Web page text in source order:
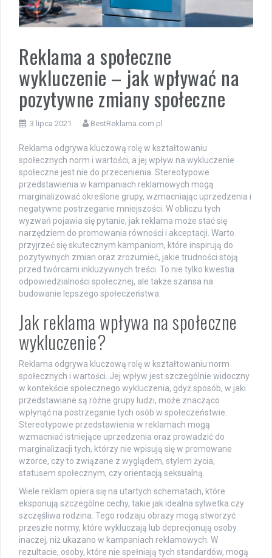
Reklama a społeczne
wykluczenie – jak wpływać na
pozytywne zmiany społeczne
3 lipca 2021 BestReklama.com.pl
Reklama odgrywa kluczową rolę w kształtowaniu
społecznych norm i wartości, a jej wpływ na wykluczenie
społeczne jest nie do przecenienia. Stereotypowe
przedstawienia w kampaniach reklamowych mogą
marginalizować określone grupy, wzmacniając uprzedzenia i
negatywne postrzeganie mniejszości. W obliczu tych
wyzwań pojawia się pytanie, jak reklama może stać się
narzędziem do promowania równości i akceptacji. Warto
przyjrzeć się skutecznym kampaniom, które inspirują do
pozytywnych zmian oraz zrozumieć, jakie trudności stoją
przed twórcami inkluzywnych treści. To nie tylko kwestia
odpowiedzialności społecznej, ale także szansa na
budowanie lepszego społeczeństwa.
Jak reklama wpływa na społeczne
wykluczenie?
Reklama odgrywa kluczową rolę w kształtowaniu norm
społecznych i wartości. Jej wpływ jest szczególnie widoczny
w kontekście społecznego wykluczenia, gdyż sposób, w jaki
przedstawiane są różne grupy ludzi, może znacząco
wpłynąć na postrzeganie tych osób w społeczeństwie.
Stereotypowe przedstawienia w reklamach mogą
wzmacniać istniejące uprzedzenia oraz prowadzić do
marginalizacji tych, którzy nie wpisują się w promowane
wzorce, czy to związane z wyglądem, stylem życia,
statusem społecznym, czy orientacją seksualną.
Wiele reklam opiera się na utartych schematach, które
eksponują szczególne cechy, takie jak idealna sylwetka czy
szczęśliwa rodzina. Tego rodzaju obrazy mogą stworzyć
przeszłe normy, które wykluczają lub deprecjonują osoby
inaczej, niż ukazano w kampaniach reklamowych. W
rezultacie, osoby, które nie spełniają tych standardów, mogą